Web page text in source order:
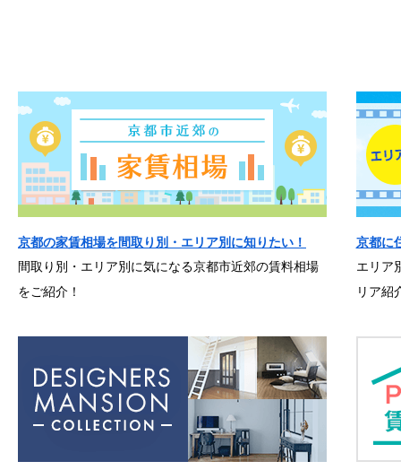
京都の家賃相場を間取り別・エリア別に知りたい！
間取り別・エリア別に気になる京都市近郊の賃料相場
をご紹介！
京都に
エリア
リア紹